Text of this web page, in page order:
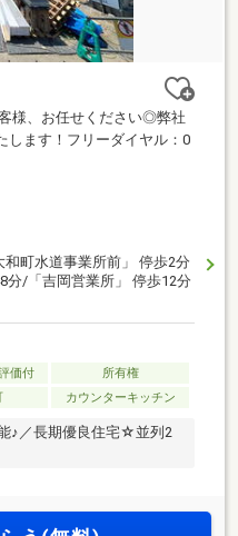
様、お任せください◎弊社
します！フリーダイヤル：0
和町水道事業所前」 停歩2分
分/「吉岡営業所」 停歩12分
価付
所有権
カウンターキッチン
♪／長期優良住宅☆並列2